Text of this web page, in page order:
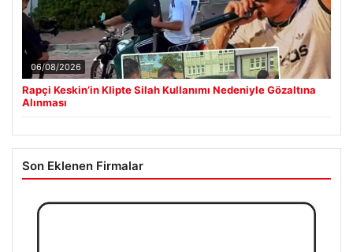
06/08/2026
Rapçi Keskin’in Klipte Silah Kullanımı Nedeniyle Gözaltına
Alınması
Son Eklenen Firmalar